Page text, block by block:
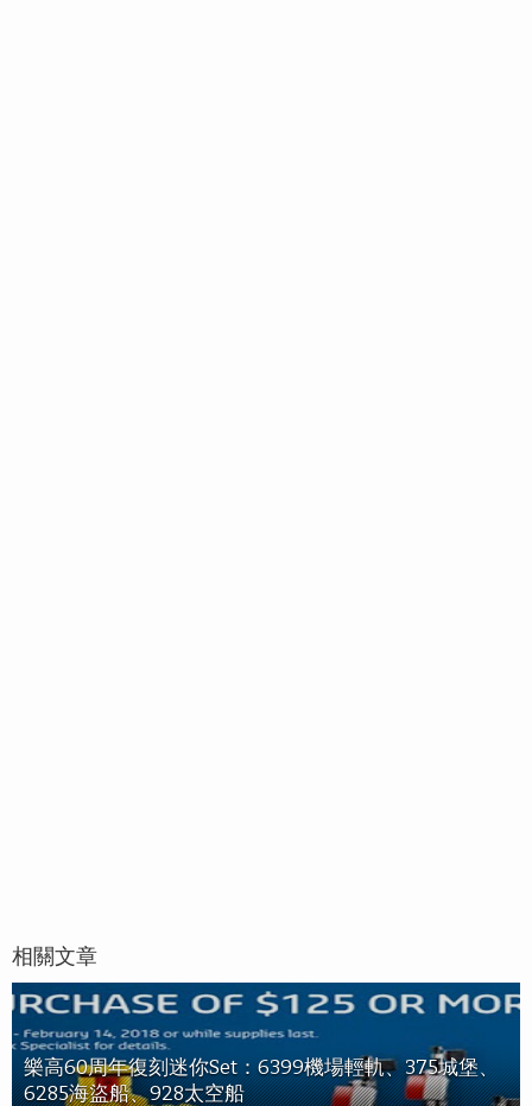
相關文章
樂高60周年復刻迷你Set：6399機場輕軌、375城堡、
6285海盜船、928太空船